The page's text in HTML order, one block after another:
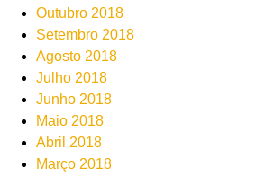
Outubro 2018
Setembro 2018
Agosto 2018
Julho 2018
Junho 2018
Maio 2018
Abril 2018
Março 2018